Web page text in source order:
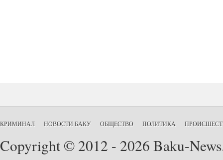
КРИМИНАЛ НОВОСТИ БАКУ ОБЩЕСТВО ПОЛИТИКА
Copyright © 2012 - 2026 Baku-